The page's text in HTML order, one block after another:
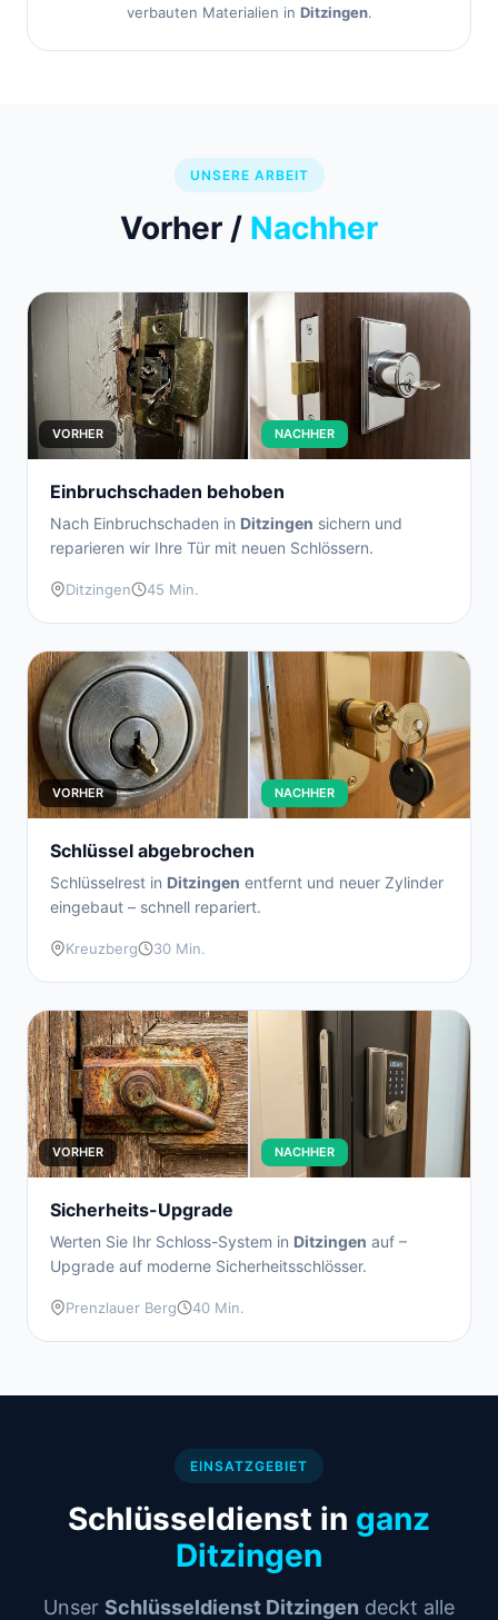
verbauten Materialien in Ditzingen.
UNSERE ARBEIT
Vorher / Nachher
VORHER NACHHER
Einbruchschaden behoben
Nach Einbruchschaden in Ditzingen sichern und
reparieren wir Ihre Tür mit neuen Schlössern.
Ditzingen 45 Min.
VORHER NACHHER
Schlüssel abgebrochen
Schlüsselrest in Ditzingen entfernt und neuer Zylinder
eingebaut – schnell repariert.
Kreuzberg 30 Min.
VORHER NACHHER
Sicherheits-Upgrade
Werten Sie Ihr Schloss-System in Ditzingen auf –
Upgrade auf moderne Sicherheitsschlösser.
Prenzlauer Berg 40 Min.
EINSATZGEBIET
Schlüsseldienst in ganz
Ditzingen
Unser Schlüsseldienst Ditzingen deckt alle